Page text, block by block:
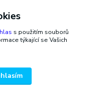
s použitím souborů
týkající se Vašich